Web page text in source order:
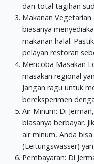
dari total tagihan
Makanan Vegetarian
biasanya
makanan halal.
pelayan restoran
Mencoba Masakan
masakan regional
Jangan ragu untuk
bereksperimen
Air Minum: Di
biasanya berbayar.
air minum, Anda
(Leitungswasser)
Pembayaran: Di